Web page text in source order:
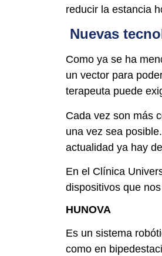
reducir la estancia
Nuevas
Como ya se ha
un vector para
terapeuta puede
Cada vez son más
una vez sea
actualidad ya hay
En el Clínica
dispositivos que
HUNOVA
Es un sistema
como en